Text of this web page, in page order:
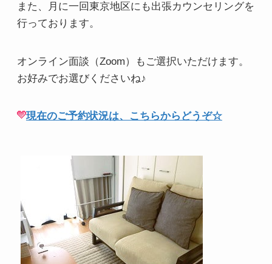
また、月に一回東京地区にも出張カウンセリングを
行っております。
オンライン面談（Zoom）もご選択いただけます。
お好みでお選びくださいね♪
現在のご予約状況は、こちらからどうぞ☆